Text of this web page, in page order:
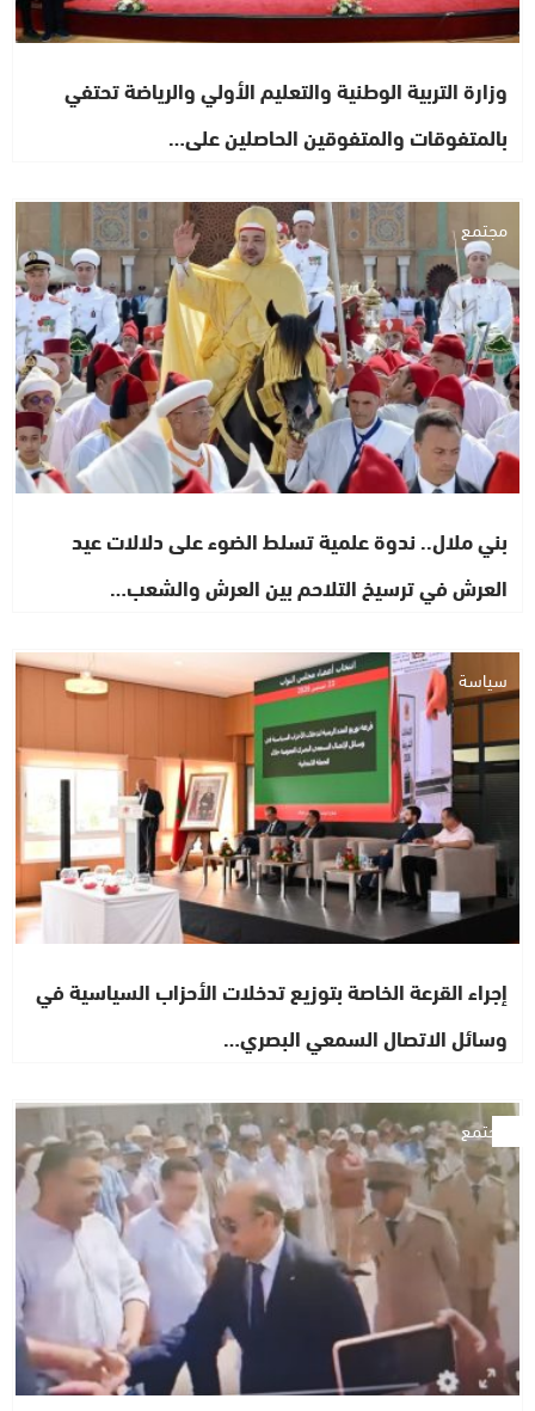
وزارة التربية الوطنية والتعليم الأولي والرياضة تحتفي
بالمتفوقات والمتفوقين الحاصلين على…
مجتمع
بني ملال.. ندوة علمية تسلط الضوء على دلالات عيد
العرش في ترسيخ التلاحم بين العرش والشعب…
سياسة
إجراء القرعة الخاصة بتوزيع تدخلات الأحزاب السياسية في
وسائل الاتصال السمعي البصري…
مجتمع